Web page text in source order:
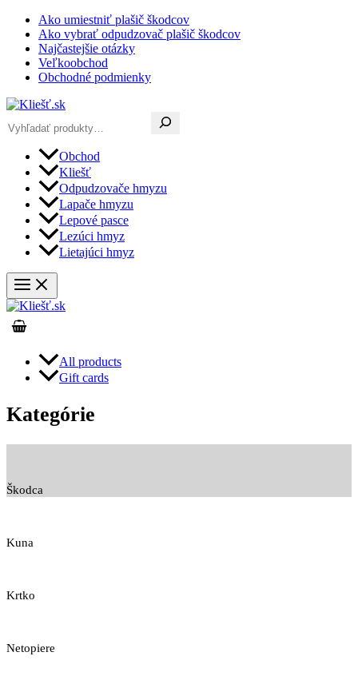
Preskočiť
obsah
Ako umiestniť plašič škodcov
Ako vybrať odpudzovač plašič škodcov
Najčastejšie otázky
Veľkoobchod
Obchodné podmienky
Obchod
Kliešť
Odpudzovače hmyzu
Lapače hmyzu
Lepové pasce
Lezúci hmyz
Lietajúci hmyz
All products
Gift cards
Kategórie
Škodca
Kuna
Krtko
Netopiere